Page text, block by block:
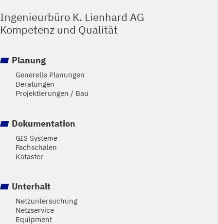
Ingenieurbüro K. Lienhard AG
Kompetenz und Qualität
Planung
Generelle Planungen
Beratungen
Projektierungen / Bau
Dokumentation
GIS Systeme
Fachschalen
Kataster
Unterhalt
Netzuntersuchung
Netzservice
Equipment